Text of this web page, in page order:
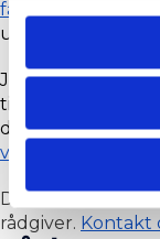
færdigmelder dit
underskrevet
Jo flere mangler
tid tager det for
visualisere dit
Der er meget
rådgiver. Kontakt